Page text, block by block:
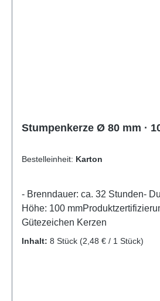
Stumpenkerze Ø 80 mm ·
Bestelleinheit: Karton
- Brenndauer: ca. 32 Stunden-
Höhe: 100
Gütezeichen Kerzen
Inhalt: 8 Stück (2,48 € / 1 Stück)